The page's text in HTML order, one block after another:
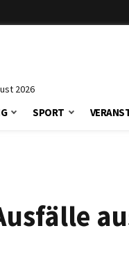
2026
SPORT